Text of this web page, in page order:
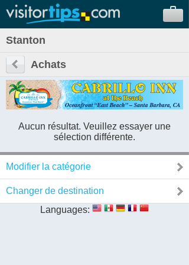
Stanton
Achats
Aucun résultat. Veuillez essayer une
sélection différente.
Modifier la catégorie
Changer de destination
Languages: